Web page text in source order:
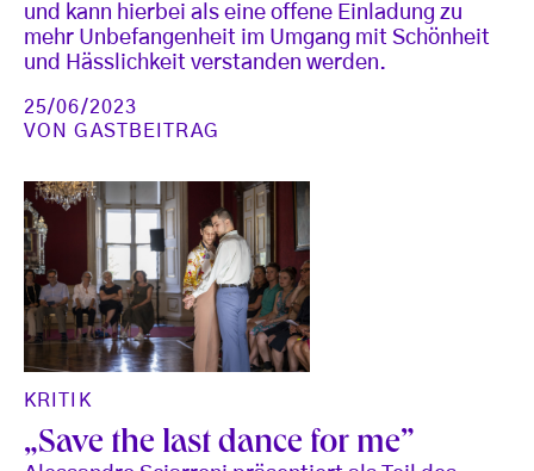
und kann hierbei als eine offene Einladung zu
mehr Unbefangenheit im Umgang mit Schönheit
und Hässlichkeit verstanden werden.
25/06/2023
VONGASTBEITRAG
KRITIK
„Save the last dance for me”